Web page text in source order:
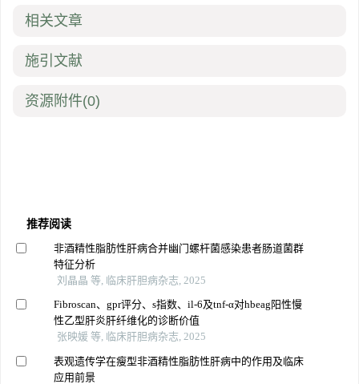
相关文章
施引文献
资源附件(0)
推荐阅读
非酒精性脂肪性肝病合并幽门螺杆菌感染患者肠道菌群
特征分析
刘晶晶 等, 临床肝胆病杂志, 2025
Fibroscan、gpr评分、s指数、il-6及tnf-α对hbeag阳性慢
性乙型肝炎肝纤维化的诊断价值
张映媛 等, 临床肝胆病杂志, 2025
表观遗传学在瘦型非酒精性脂肪性肝病中的作用及临床
应用前景